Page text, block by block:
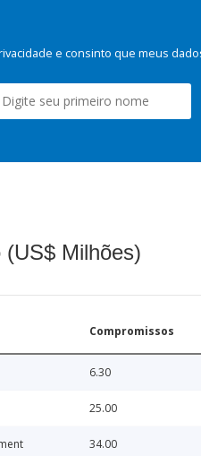
e consinto que meus
Milhões)
Compromissos
6.30
25.00
34.00